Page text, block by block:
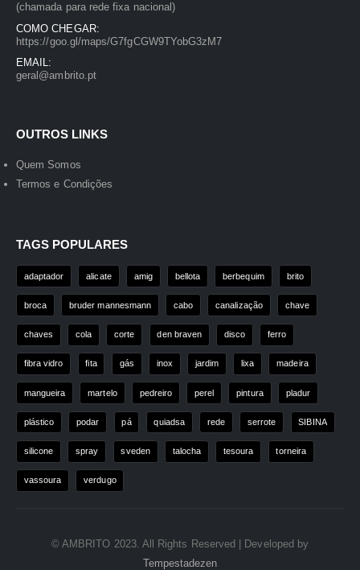
(chamada para rede fixa nacional)
COMO CHEGAR:
https://goo.gl/maps/G7fgCGW9TYobG3zM7
EMAIL:
geral@ambrito.pt
OUTROS LINKS
Quem Somos
Termos e Condições
TAGS POPULARES
adaptador alicate amig bellota berbequim brito
broca bruder mannesmann cabo canalização chave
chaves cola corte den braven disco ferro
fibra vidro fita gás inox jardim lixa madeira
mangueira martelo pedreiro perel pintura pladur
plástico podar pá quiadsa rede serrote SIBINA
silicone spray sveden talocha tesoura torneira
vassoura verdugo
© AMBRITO 2023. All Rights Reserved | Developed by
Tempestadezen